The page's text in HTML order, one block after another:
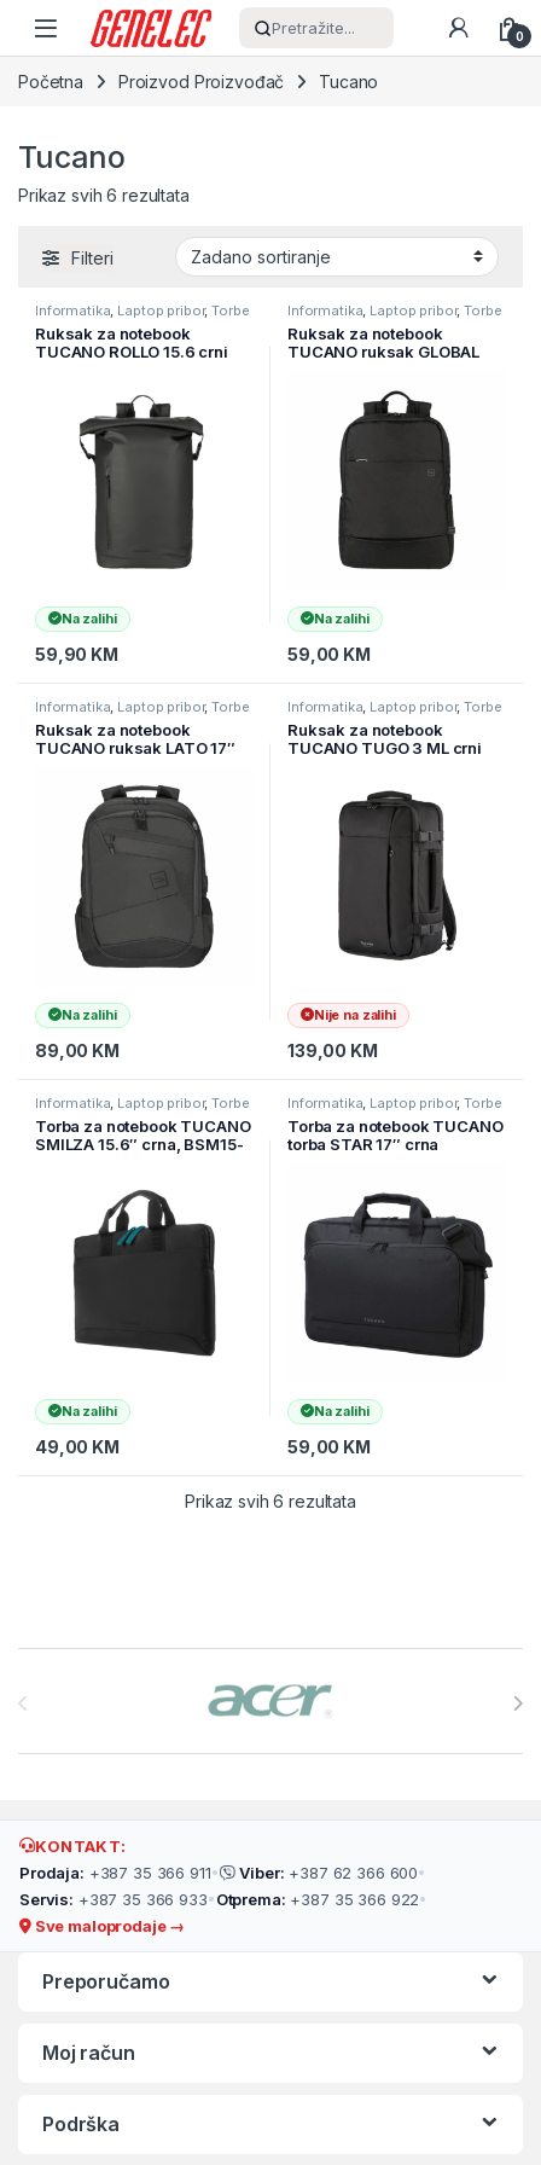
Skip to navigation
Skip to content
Pretražite... 0
Početna Proizvod Proizvođač Tucano
Tucano
Prikaz svih 6 rezultata
Filteri
Informatika, Laptop pribor,Torbe
Ruksak za notebook
TUCANO ROLLO 15.6 crni
Na zalihi
59,90 KM
Informatika, Laptop pribor,Torbe
Ruksak za notebook
TUCANO ruksak GLOBAL
Na zalihi
59,00 KM
Informatika, Laptop pribor,Torbe
Ruksak za notebook
TUCANO ruksak LATO 17″
Na zalihi
89,00 KM
Informatika, Laptop pribor,Torbe
Ruksak za notebook
TUCANO TUGO 3 ML crni
Nije na zalihi
139,00 KM
Informatika, Laptop pribor,Torbe
Torba za notebook TUCANO
SMILZA 15.6″ crna, BSM15-
Na zalihi
49,00 KM
Informatika, Laptop pribor,Torbe
Torba za notebook TUCANO
torba STAR 17″ crna
Na zalihi
59,00 KM
Prikaz svih 6 rezultata
KONTAKT:
Prodaja: +387 35 366 911• Viber: +387 62 366 600•
Servis: +387 35 366 933• Otprema: +387 35 366 922•
Sve maloprodaje →
Preporučamo
Moj račun
Podrška